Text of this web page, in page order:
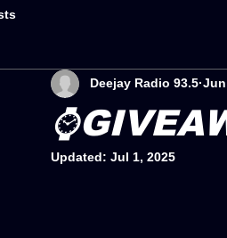
Deejay Radio 93.5 Jun
Updated: Jul 1, 2025